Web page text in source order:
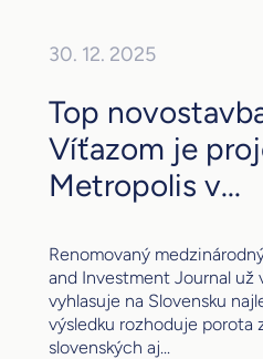
30. 12. 2025
Top
Víťazom je
Metropolis v...
Renomovaný
and Investment Journal už
vyhlasuje na Slovensku
výsledku rozhoduje porota
slovenských aj...